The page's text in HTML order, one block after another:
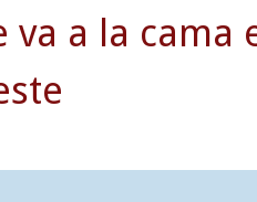
va a la